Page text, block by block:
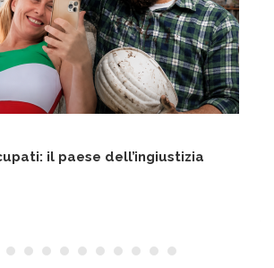
il paese dell’ingiustizia